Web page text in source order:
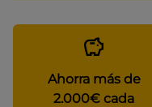
Ahorra más de
2.000€ cada